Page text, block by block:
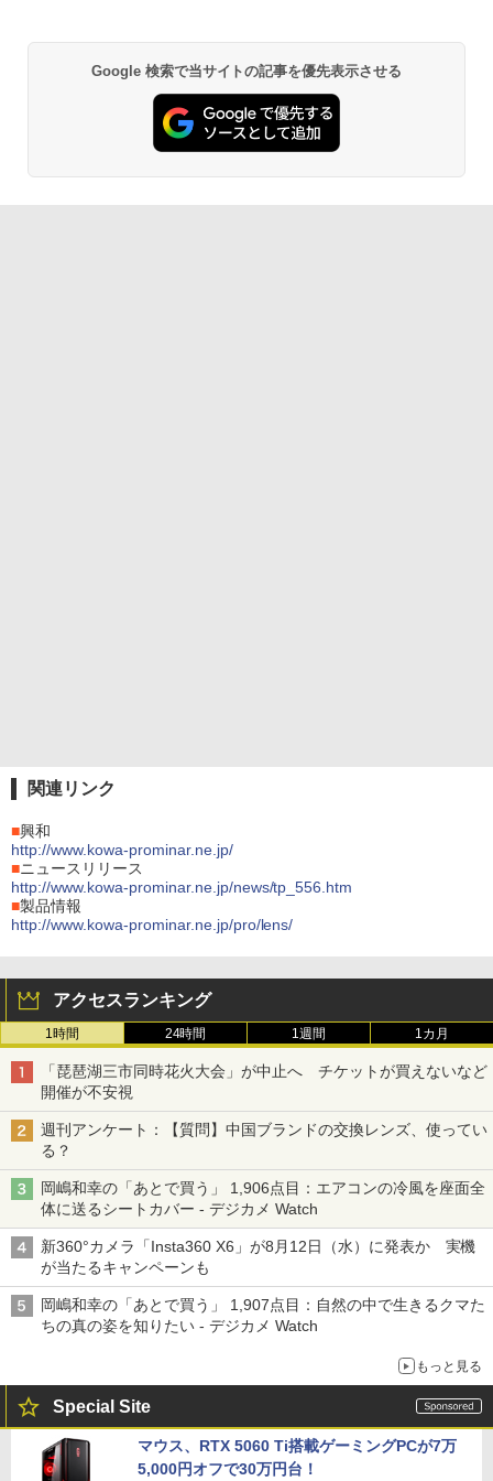
Google 検索で当サイトの記事を優先表示させる
関連リンク
■興和
http://www.kowa-prominar.ne.jp/
■ニュースリリース
http://www.kowa-prominar.ne.jp/news/tp_556.htm
■製品情報
http://www.kowa-prominar.ne.jp/pro/lens/
アクセスランキング
1時間 24時間 1週間 1カ月
「琵琶湖三市同時花火大会」が中止へ チケットが買えないなど
開催が不安視
週刊アンケート：【質問】中国ブランドの交換レンズ、使ってい
る？
岡嶋和幸の「あとで買う」 1,906点目：エアコンの冷風を座面全
体に送るシートカバー - デジカメ Watch
新360°カメラ「Insta360 X6」が8月12日（水）に発表か 実機
が当たるキャンペーンも
岡嶋和幸の「あとで買う」 1,907点目：自然の中で生きるクマた
ちの真の姿を知りたい - デジカメ Watch
もっと見る
Special Site
マウス、RTX 5060 Ti搭載ゲーミングPCが7万
5,000円オフで30万円台！